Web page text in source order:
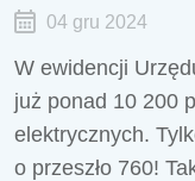
04 gru 2024
W ewidencji
już ponad 10 200
elektrycznych.
o przeszło 760!